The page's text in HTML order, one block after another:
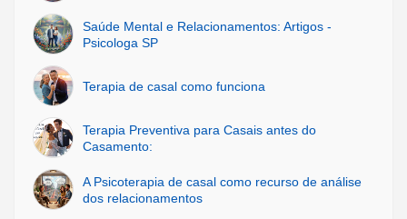
Saúde Mental e Relacionamentos: Artigos -
Psicologa SP
Terapia de casal como funciona
Terapia Preventiva para Casais antes do
Casamento:
A Psicoterapia de casal como recurso de análise
dos relacionamentos